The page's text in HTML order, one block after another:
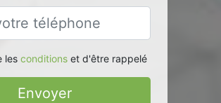
les conditionset d'être rappelé
Envoyer